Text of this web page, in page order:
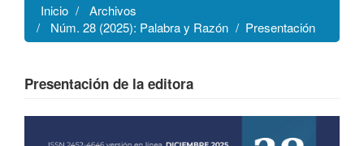
Inicio
Archivos
Núm. 28 (2025): Palabra y Razón
Presentación
Presentación de la editora
Barra